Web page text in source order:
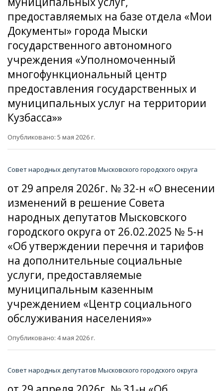
предоставляемых на базе отдела «Мои
Документы» города Мыски
государственного автономного
учреждения «Уполномоченный
многофункциональный центр
предоставления государственных и
муниципальных услуг на территории
Кузбасса»»
Опубликовано: 5 мая 2026 г.
Совет народных депутатов Мысковского городского округа
от 29 апреля 2026г. № 32-н «О внесении
изменений в решение Совета
народных депутатов Мысковского
городского округа от 26.02.2025 № 5-н
«Об утверждении перечня и тарифов
на дополнительные социальные
услуги, предоставляемые
муниципальным казенным
учреждением «Центр социального
обслуживания населения»»
Опубликовано: 4 мая 2026 г.
Совет народных депутатов Мысковского городского округа